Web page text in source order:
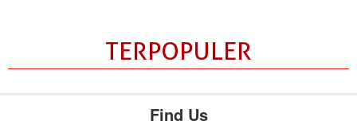
TERPOPULER
Find Us